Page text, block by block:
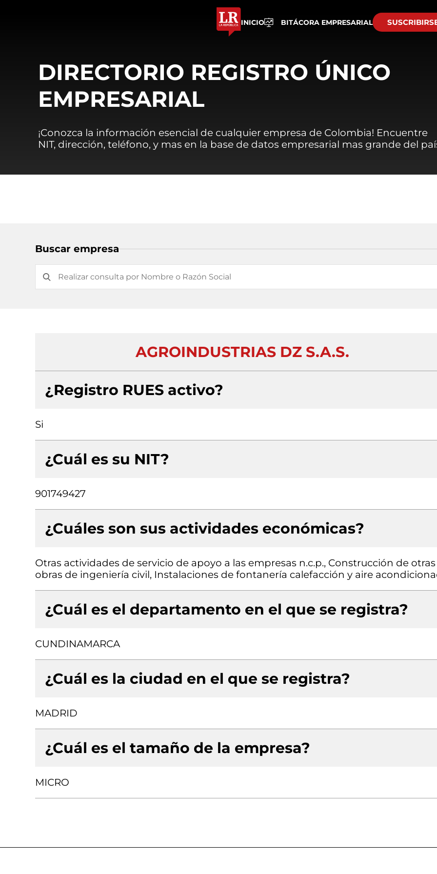
INICIO BITÁCORA EMPRESARIAL
DIRECTORIO REGISTRO ÚNICO
EMPRESARIAL
¡Conozca la información esencial de cualquier empresa de Colombia! Encuentre
NIT, dirección, teléfono, y mas en la base de datos empresarial mas grande del
Buscar empresa
AGROINDUSTRIAS DZ S.A.S.
¿Registro RUES activo?
Si
¿Cuál es su NIT?
901749427
¿Cuáles son sus actividades económicas?
Otras actividades de servicio de apoyo a las empresas n.c.p., Construcción de otras
obras de ingeniería civil, Instalaciones de fontanería calefacción y aire
¿Cuál es el departamento en el que se registra?
CUNDINAMARCA
¿Cuál es la ciudad en el que se registra?
MADRID
¿Cuál es el tamaño de la empresa?
MICRO